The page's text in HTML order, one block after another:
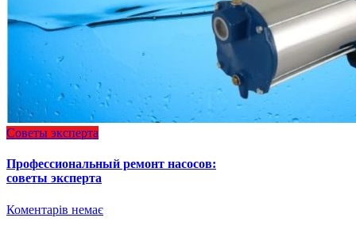
Советы эксперта
Профессиональный ремонт насосов:
советы эксперта
Коментарів немає